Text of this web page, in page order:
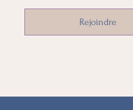
Rejoindre